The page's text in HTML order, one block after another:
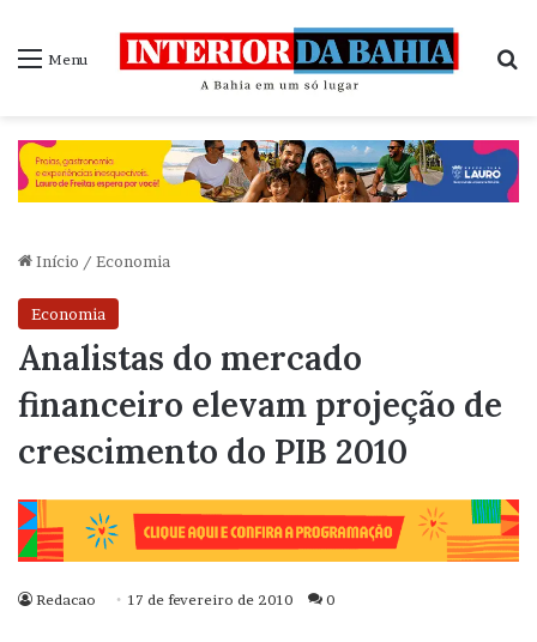
Menu
Início / Economia
Economia
Analistas do mercado
financeiro elevam projeção de
crescimento do PIB 2010
Redacao 17 de fevereiro de 2010 0